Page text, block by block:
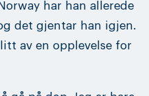
har han allerede
det gjentar han igjen.
av en opplevelse for